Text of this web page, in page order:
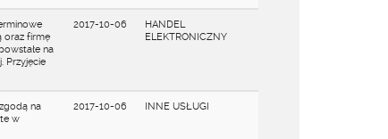
oraz firmę
na
Przyjęcie
2017-10-06
HANDEL
ELEKTRONICZNY
na
w
2017-10-06 INNE USŁUGI